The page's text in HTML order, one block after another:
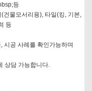
등
건물모서리용), 타일(킹, 기본,
등
시공 사례를 확인가능하며
상담 가능합니다.